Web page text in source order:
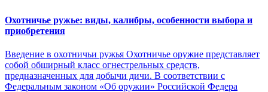
Охотничье ружье: виды, калибры, особенности выбора и
приобретения
Введение в охотничьи ружья Охотничье оружие представляет
собой обширный класс огнестрельных средств,
предназначенных для добычи дичи. В соответствии с
Федеральным законом «Об оружии» Российской Федера